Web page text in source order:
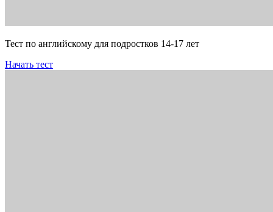
Тест по английскому для подростков 14-17 лет
Начать тест